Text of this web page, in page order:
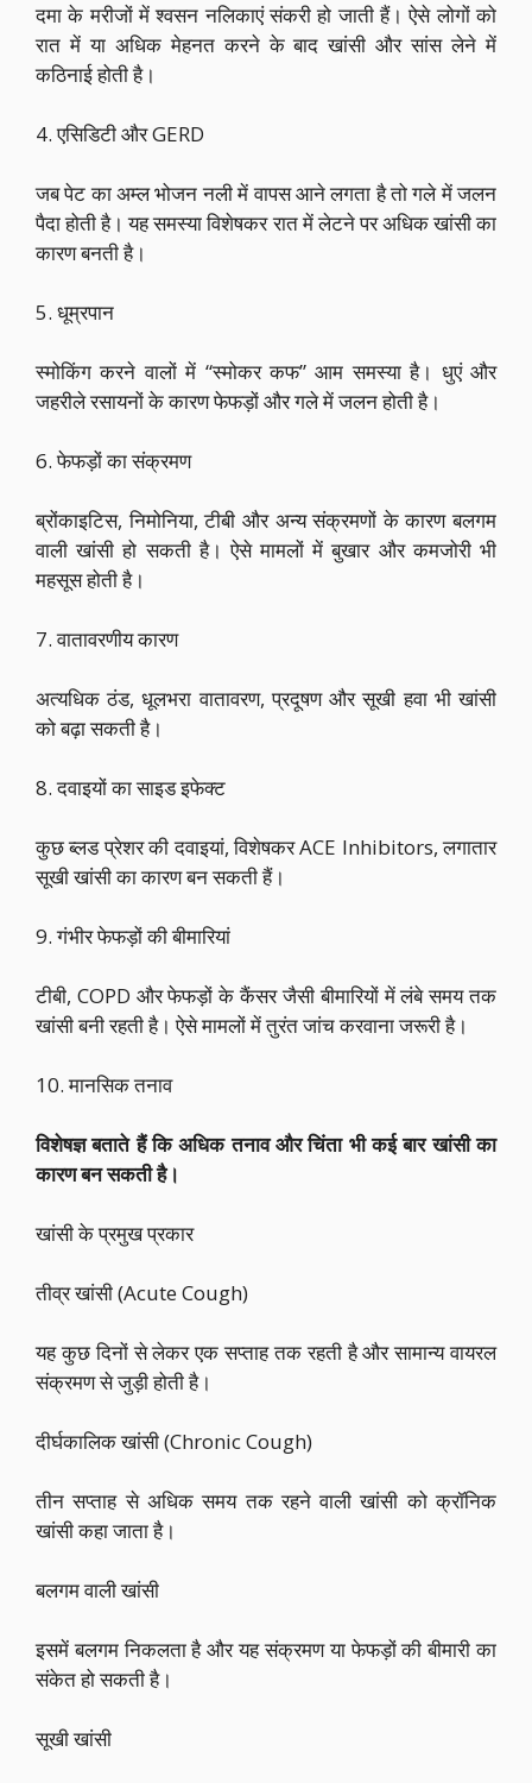
दमा के मरीजों में श्वसन नलिकाएं संकरी हो जाती हैं। ऐसे लोगों को
रात में या अधिक मेहनत करने के बाद खांसी और सांस लेने में
कठिनाई होती है।
4. एसिडिटी और GERD
जब पेट का अम्ल भोजन नली में वापस आने लगता है तो गले में जलन
पैदा होती है। यह समस्या विशेषकर रात में लेटने पर अधिक खांसी का
कारण बनती है।
5. धूम्रपान
स्मोकिंग करने वालों में “स्मोकर कफ” आम समस्या है। धुएं और
जहरीले रसायनों के कारण फेफड़ों और गले में जलन होती है।
6. फेफड़ों का संक्रमण
ब्रोंकाइटिस, निमोनिया, टीबी और अन्य संक्रमणों के कारण बलगम
वाली खांसी हो सकती है। ऐसे मामलों में बुखार और कमजोरी भी
महसूस होती है।
7. वातावरणीय कारण
अत्यधिक ठंड, धूलभरा वातावरण, प्रदूषण और सूखी हवा भी खांसी
को बढ़ा सकती है।
8. दवाइयों का साइड इफेक्ट
कुछ ब्लड प्रेशर की दवाइयां, विशेषकर ACE Inhibitors, लगातार
सूखी खांसी का कारण बन सकती हैं।
9. गंभीर फेफड़ों की बीमारियां
टीबी, COPD और फेफड़ों के कैंसर जैसी बीमारियों में लंबे समय तक
खांसी बनी रहती है। ऐसे मामलों में तुरंत जांच करवाना जरूरी है।
10. मानसिक तनाव
विशेषज्ञ बताते हैं कि अधिक तनाव और चिंता भी कई बार खांसी का
कारण बन सकती है।
खांसी के प्रमुख प्रकार
तीव्र खांसी (Acute Cough)
यह कुछ दिनों से लेकर एक सप्ताह तक रहती है और सामान्य वायरल
संक्रमण से जुड़ी होती है।
दीर्घकालिक खांसी (Chronic Cough)
तीन सप्ताह से अधिक समय तक रहने वाली खांसी को क्रॉनिक
खांसी कहा जाता है।
बलगम वाली खांसी
इसमें बलगम निकलता है और यह संक्रमण या फेफड़ों की बीमारी का
संकेत हो सकती है।
सूखी खांसी